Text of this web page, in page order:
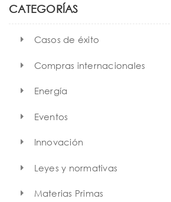
h
CATEGORÍAS
Casos de éxito
Compras internacionales
Energía
Eventos
Innovación
Leyes y normativas
Materias Primas